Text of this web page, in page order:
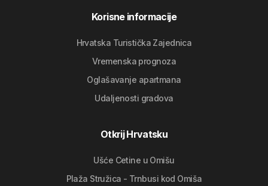
Korisne informacije
Hrvatska Turistička Zajednica
Vremenska prognoza
Oglašavanje apartmana
Udaljenosti gradova
Otkrij Hrvatsku
Ušće Cetine u Omišu
Plaža Stružica - Trnbusi kod Omiša